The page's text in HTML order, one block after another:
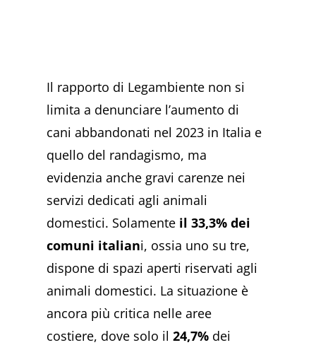
Il rapporto di Legambiente non si
limita a denunciare l’aumento di
cani abbandonati nel 2023 in Italia e
quello del randagismo, ma
evidenzia anche gravi carenze nei
servizi dedicati agli animali
domestici. Solamente il 33,3% dei
comuni italiani, ossia uno su tre,
dispone di spazi aperti riservati agli
animali domestici. La situazione è
ancora più critica nelle aree
costiere, dove solo il24,7% dei